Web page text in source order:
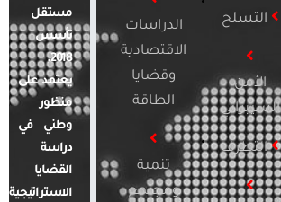
التسلح
الأمن
السيبراني
التطرف
الدراسات
الاقتصادية
وقضايا
الطاقة
تنمية
ومجتمع
مستقل
تأسس
2018.
يعتمد على
منظور
وطني في
دراسة
القضايا
الاستراتيجية